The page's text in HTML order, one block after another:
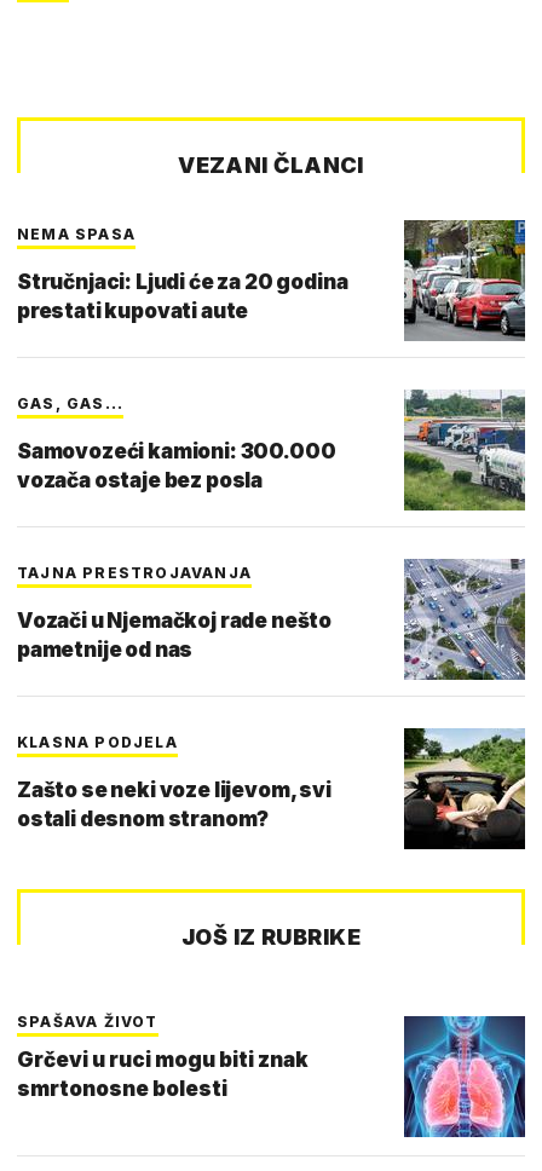
VEZANI ČLANCI
NEMA SPASA
Stručnjaci: Ljudi će za 20 godina
prestati kupovati aute
GAS, GAS...
Samovozeći kamioni: 300.000
vozača ostaje bez posla
TAJNA PRESTROJAVANJA
Vozači u Njemačkoj rade nešto
pametnije od nas
KLASNA PODJELA
Zašto se neki voze lijevom, svi
ostali desnom stranom?
JOŠ IZ RUBRIKE
SPAŠAVA ŽIVOT
Grčevi u ruci mogu biti znak
smrtonosne bolesti